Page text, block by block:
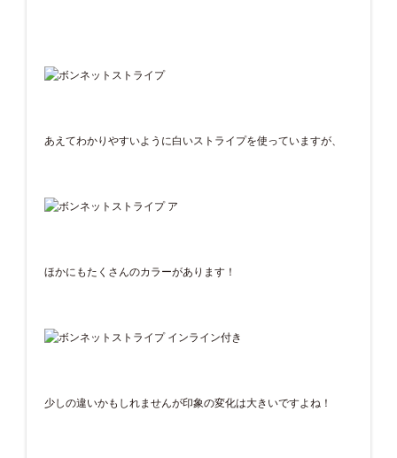
あえてわかりやすいように白いストライプを使っていますが、
ほかにもたくさんのカラーがあります！
少しの違いかもしれませんが印象の変化は大きいですよね！